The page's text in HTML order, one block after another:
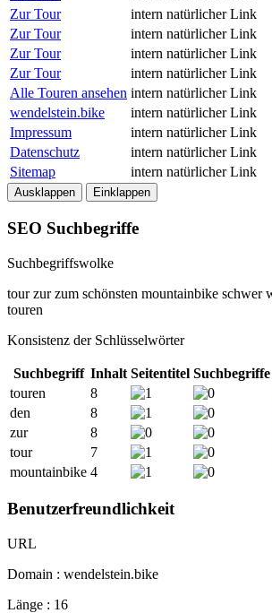
Zur Tour
intern natürlicher Link
Zur Tour
intern natürlicher Link
Zur Tour
intern natürlicher Link
Zur Tour
intern natürlicher Link
Alle Touren ansehen intern natürlicher Link
wendelstein.bike
intern natürlicher Link
Impressum
intern natürlicher Link
Datenschutz
intern natürlicher Link
Sitemap
intern natürlicher Link
Ausklappen Einklappen
SEO Suchbegriffe
Suchbegriffswolke
tour zur zum schönsten mountainbike schwer
touren
Konsistenz der Schlüsselwörter
Suchbegriff Inhalt Seitentitel Suchbegriffe
touren
8
den
8
zur
8
tour
7
mountainbike 4
Benutzerfreundlichkeit
URL
Domain : wendelstein.bike
Länge : 16